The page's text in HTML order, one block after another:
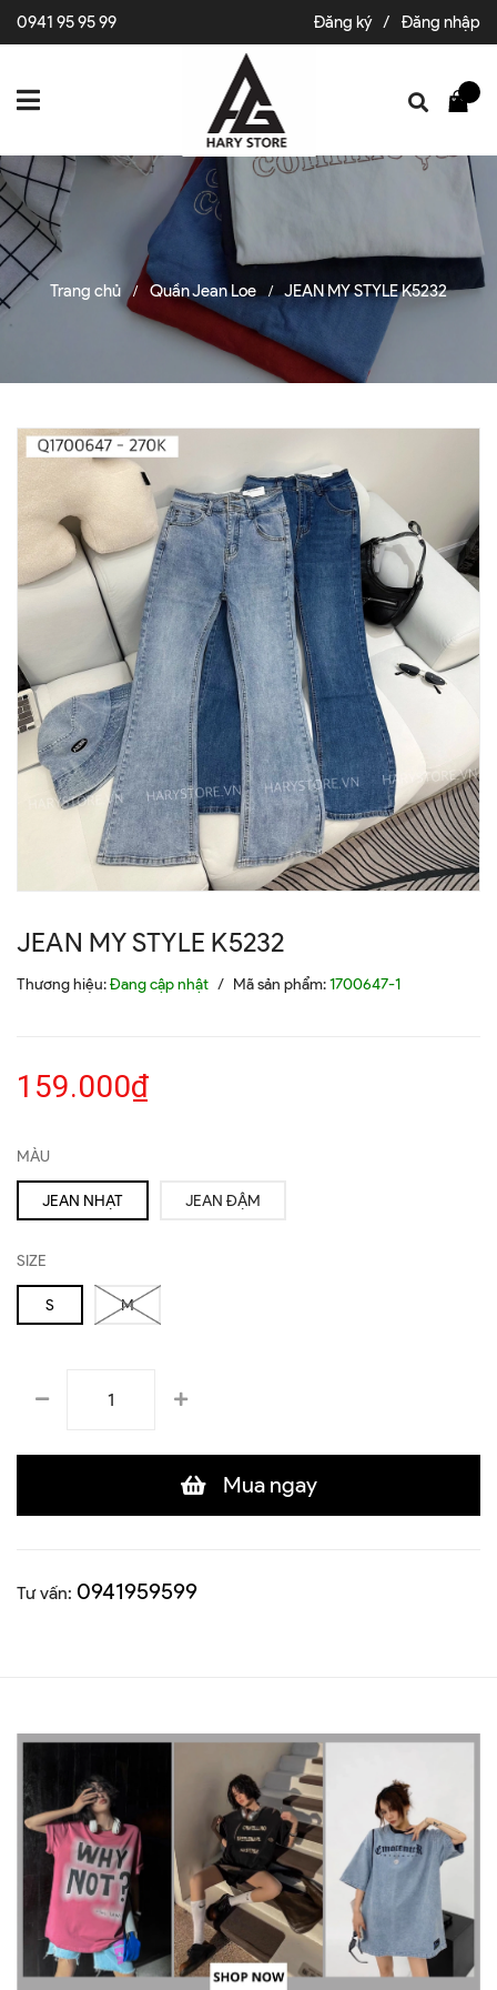
0941 95 95 99 Đăng ký / Đăng nhập
Trang chủ / Quần Jean Loe / JEAN MY STYLE K5232
JEAN MY STYLE K5232
Thương hiệu:Đang cập nhật / Mã sản phẩm:1700647-1
159.000₫
MÀU
JEAN NHẠT JEAN ĐẬM
SIZE
S M
Mua ngay
Tư vấn: 0941959599